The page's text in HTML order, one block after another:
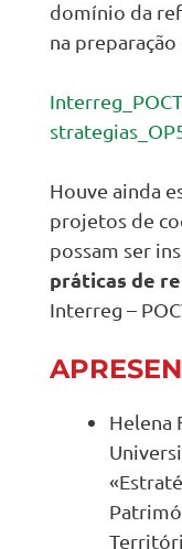
domínio da
na
Houve ainda
projetos de
possam ser
práticas de
Interreg –
Helena